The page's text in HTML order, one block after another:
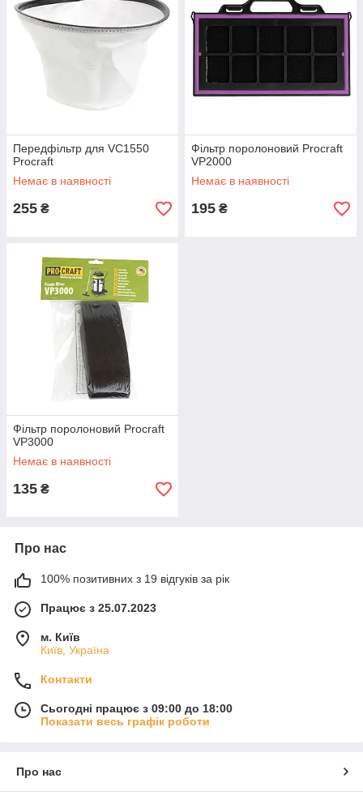
Передфільтр для VC1550
Procraft
Немає в наявності
255 ₴
Фільтр поролоновий Procraft
VP2000
Немає в наявності
195 ₴
Фільтр поролоновий Procraft
VP3000
Немає в наявності
135 ₴
Про нас
100% позитивних з 19 відгуків за рік
Працює з 25.07.2023
м. Київ
Київ, Україна
Контакти
Сьогодні працює з 09:00 до 18:00
Показати весь графік роботи
Про нас